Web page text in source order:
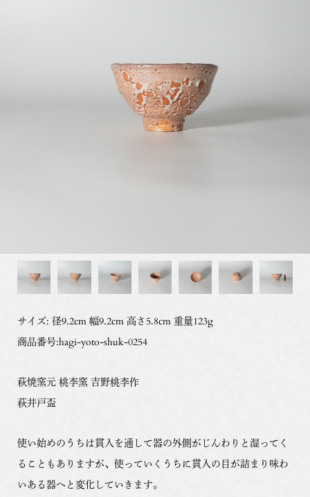
サイズ: 径9.2cm 幅9.2cm 高さ5.8cm 重量123g
商品番号:hagi-yoto-shuk-0254
萩焼窯元 桃李窯 吉野桃李作
萩井戸盃
使い始めのうちは貫入を通して器の外側がじんわりと湿ってく
ることもありますが、使っていくうちに貫入の目が詰まり味わ
いある器へと変化していきます。